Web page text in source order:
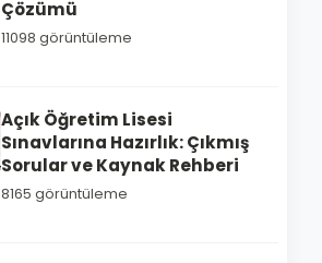
Çözümü
11098 görüntüleme
Açık Öğretim Lisesi
Sınavlarına Hazırlık: Çıkmış
Sorular ve Kaynak Rehberi
8165 görüntüleme